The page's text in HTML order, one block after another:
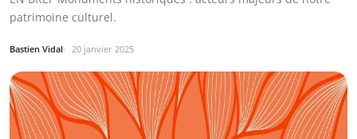
patrimoine culturel.
Bastien Vidal 20 janvier 2025